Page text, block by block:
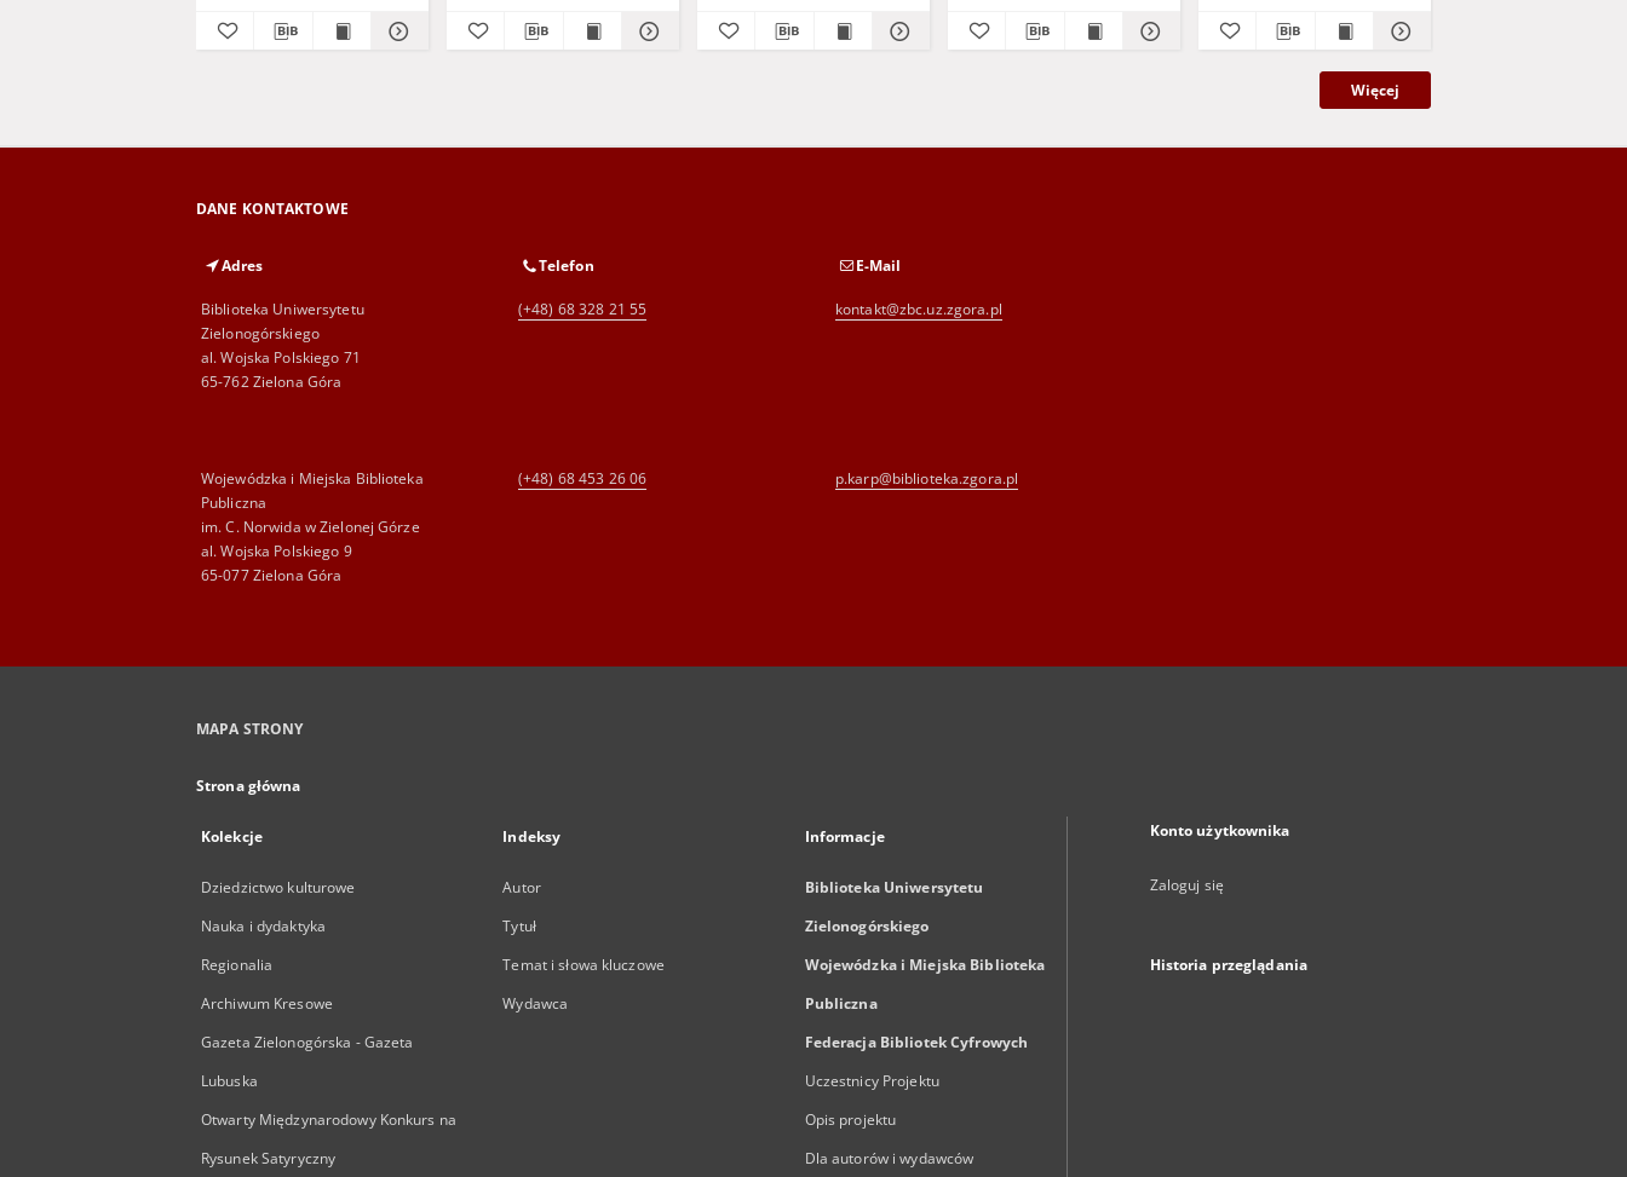
Więcej
DANE KONTAKTOWE
Adres
Biblioteka Uniwersytetu
Zielonogórskiego
al. Wojska Polskiego 71
65-762 Zielona Góra
Telefon
(+48) 68 328 21 55
E-Mail
kontakt@zbc.uz.zgora.pl
Wojewódzka i Miejska Biblioteka
Publiczna
im. C. Norwida w Zielonej Górze
al. Wojska Polskiego 9
65-077 Zielona Góra
(+48) 68 453 26 06 p.karp@biblioteka.zgora.pl
MAPA STRONY
Strona główna
Kolekcje
Dziedzictwo kulturowe
Nauka i dydaktyka
Regionalia
Archiwum Kresowe
Gazeta Zielonogórska - Gazeta
Lubuska
Otwarty Międzynarodowy Konkurs na
Rysunek Satyryczny
Indeksy
Autor
Tytuł
Temat i słowa kluczowe
Wydawca
Informacje
Biblioteka Uniwersytetu
Zielonogórskiego
Wojewódzka i Miejska Biblioteka
Publiczna
Federacja Bibliotek Cyfrowych
Uczestnicy Projektu
Opis projektu
Dla autorów i wydawców
Konto użytkownika
Zaloguj się
Historia przeglądania